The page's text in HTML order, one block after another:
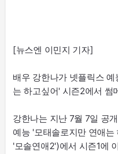
[뉴스엔 이민지 기자]
배우 강한나가 넷플릭스
는 하고싶어' 시즌2에서 썸
강한나는 지난 7월 7일 공
예능 '모태솔로지만 연애
'모솔연애2')에서 시즌1에